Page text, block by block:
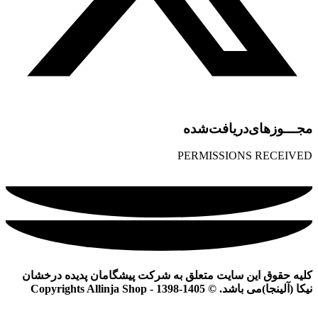
مجـــوز‌های‌دریافت‌شده
PERMISSIONS RECEIVED
کلیه حقوق این سایت متعلق به شرکت پیشگامان پدیده درخشان
نیکا (آلینجا)می باشد. © Copyrights Allinja Shop - 1398-1405